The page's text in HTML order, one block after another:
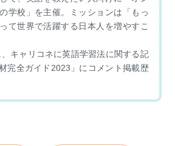
学校」を主催。ミッションは「もっ
て世界で活躍する日本人を増やすこ
キャリコネに英語学習法に関する記
完全ガイド2023」にコメント掲載歴